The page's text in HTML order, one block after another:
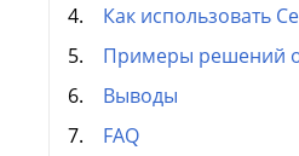
Как использовать
Примеры решений
Выводы
FAQ